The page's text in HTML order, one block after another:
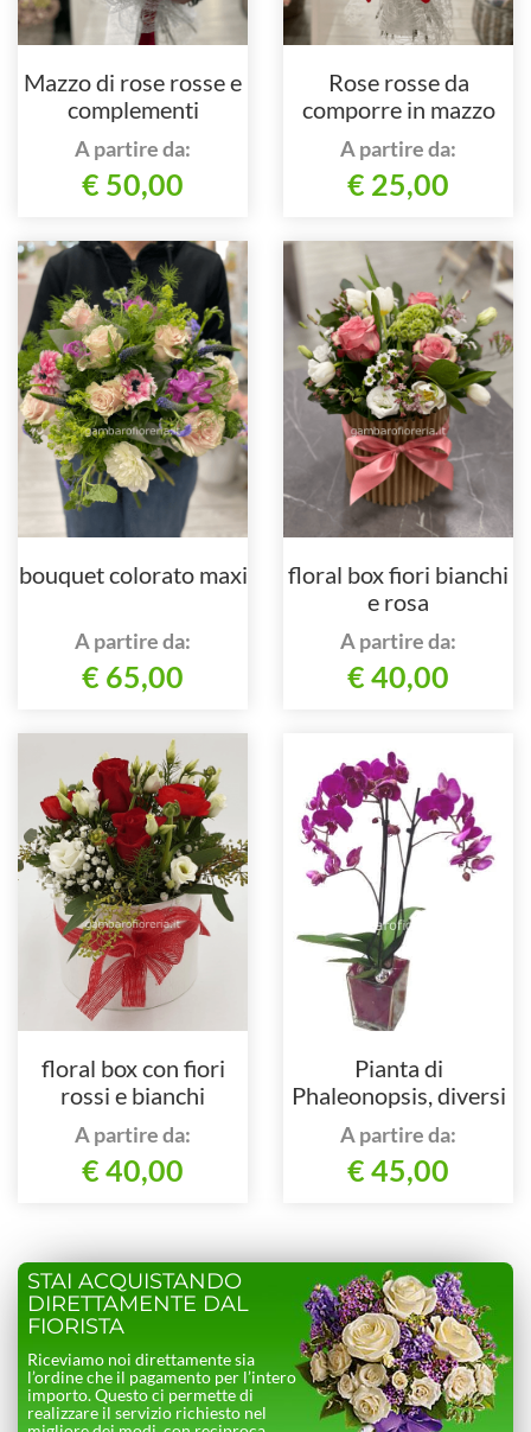
Mazzo di rose rosse e
complementi
A partire da:
€ 50,00
Rose rosse da
comporre in mazzo
per numero di steli,
con complementi verdi
A partire da:
€ 25,00
bouquet colorato maxi
A partire da:
€ 65,00
floral box fiori bianchi
e rosa
A partire da:
€ 40,00
floral box con fiori
rossi e bianchi
A partire da:
€ 40,00
Pianta di
Phaleonopsis, diversi
colori
A partire da:
€ 45,00
STAI ACQUISTANDO
DIRETTAMENTE DAL
FIORISTA
Riceviamo noi direttamente sia
l’ordine che il pagamento per l’intero
importo. Questo ci permette di
realizzare il servizio richiesto nel